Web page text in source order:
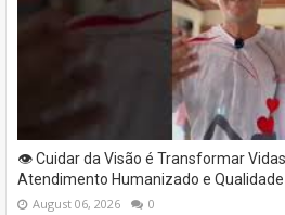
👁️ Cuidar da Visão é Transformar
Atendimento Humanizado e Qualidade
August 06, 2026 0